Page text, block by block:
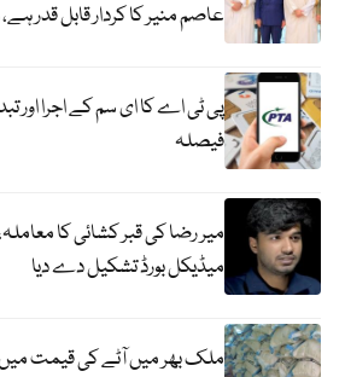
عاصم منیر کا کردار قابل قدر
پی ٹی اے کا ای سم کے اجرا اور
فیصلہ
میر رضا کی قبر کشائی کا
میڈیکل بورڈ تشکیل دے دیا
ملک بھر میں آٹے کی قیمت